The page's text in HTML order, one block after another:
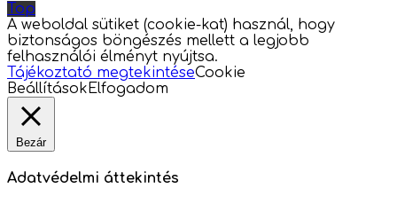
Top
A weboldal sütiket (cookie-kat) használ, hogy
biztonságos böngészés mellett a legjobb
felhasználói élményt nyújtsa.
Tájékoztató megtekintéseCookie
Beállítások Elfogadom
Bezár
Adatvédelmi áttekintés